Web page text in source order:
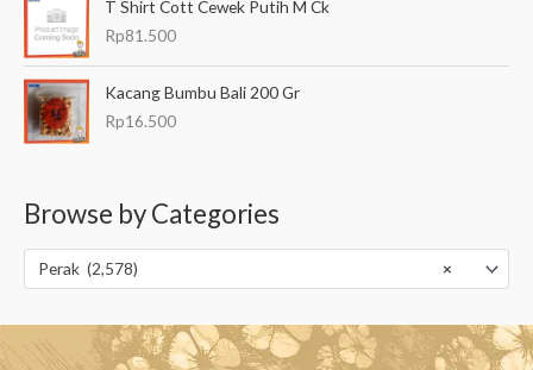
T Shirt Cott Cewek Putih M Ck
Rp81.500
Kacang Bumbu Bali 200 Gr
Rp16.500
Browse by Categories
×
Perak (2,578)